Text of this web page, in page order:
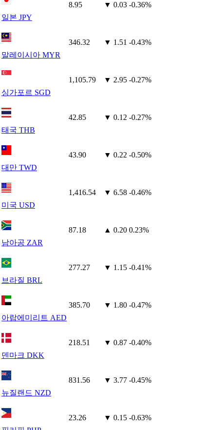
일본 JPY
8.95 ▼ 0.03 -0.36%
말레이시아 MYR
346.32 ▼ 1.51 -0.43%
싱가포르 SGD
1,105.79 ▼ 2.95 -0.27%
태국 THB
42.85 ▼ 0.12 -0.27%
대만 TWD
43.90 ▼ 0.22 -0.50%
미국 USD
1,416.54 ▼ 6.58 -0.46%
남아공 ZAR
87.18 ▲ 0.20 0.23%
브라질 BRL
277.27 ▼ 1.15 -0.41%
아랍에미리트 AED
385.70 ▼ 1.80 -0.47%
덴마크 DKK
218.51 ▼ 0.87 -0.40%
뉴질랜드 NZD
831.56 ▼ 3.77 -0.45%
23.26 ▼ 0.15 -0.63%